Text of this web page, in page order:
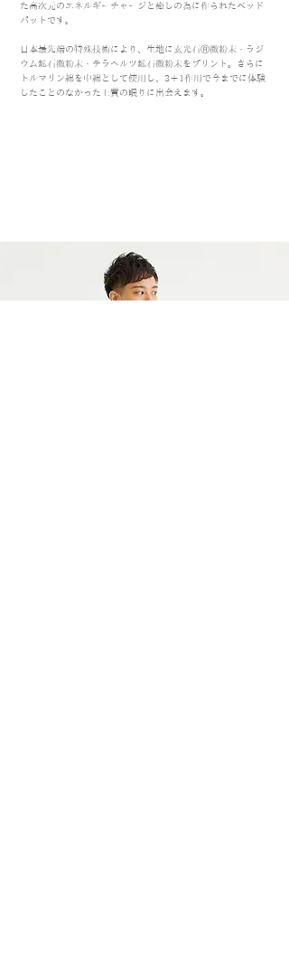
た高次元のエネルギーチャージと癒しの為に作られたベッド
パットです。
日本最先端の特殊技術により、生地に玄光石Ⓡ微粉末・ラジ
ウム鉱石微粉末・テラヘルツ鉱石微粉末をプリント。さらに
トルマリン綿を中綿として使用し、3＋1作用で今までに体験
したことのなかった上質の眠りに出会えます。